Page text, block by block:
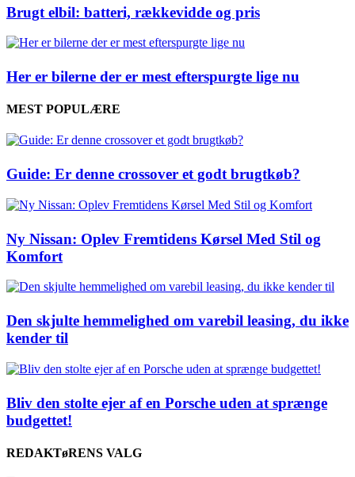
Brugt elbil: batteri, rækkevidde og pris
Her er bilerne der er mest efterspurgte lige nu
MEST POPULÆRE
Guide: Er denne crossover et godt brugtkøb?
Ny Nissan: Oplev Fremtidens Kørsel Med Stil og
Komfort
Den skjulte hemmelighed om varebil leasing, du ikke
kender til
Bliv den stolte ejer af en Porsche uden at sprænge
budgettet!
REDAKTøRENS VALG